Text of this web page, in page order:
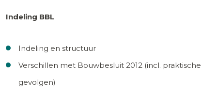
Indeling BBL
Indeling en structuur
Verschillen met Bouwbesluit 2012 (incl. praktische
gevolgen)